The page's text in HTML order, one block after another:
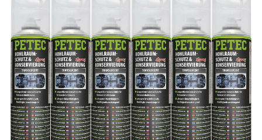
Kleber
Korrosionsschutz
Schraubensicherung
Steinschlagschutz
Unterbodenschutz